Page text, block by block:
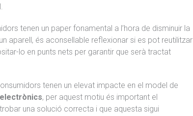
tenen un paper fonamental a l’hora de disminuir la
aparell, és aconsellable reflexionar si es pot reutilitzar
lo en punts nets per garantir que serà tractat
tenen un elevat impacte en el model de
, per aquest motiu és important el
una solució correcta i que aquesta sigui